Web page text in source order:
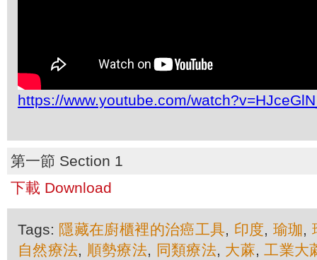
https://www.youtube.com/
第一節 Section 1
下載 Download
Tags: 隱藏在廚櫃裡的治癌工具, 印度, 瑜珈,
自然療法, 順勢療法, 同類療法, 大蔴,工業大